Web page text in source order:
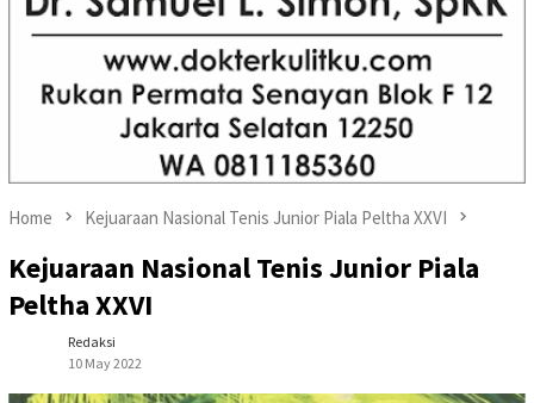
Home Kejuaraan Nasional Tenis Junior Piala Peltha XXVI
Kejuaraan Nasional Tenis Junior Piala
Peltha XXVI
Redaksi
10 May 2022